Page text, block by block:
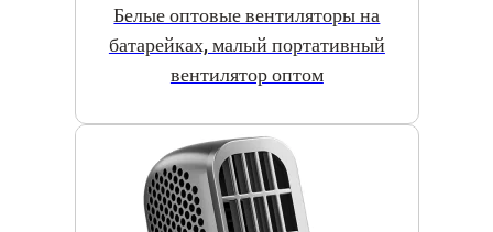
Белые оптовые вентиляторы на
батарейках, малый портативный
вентилятор оптом